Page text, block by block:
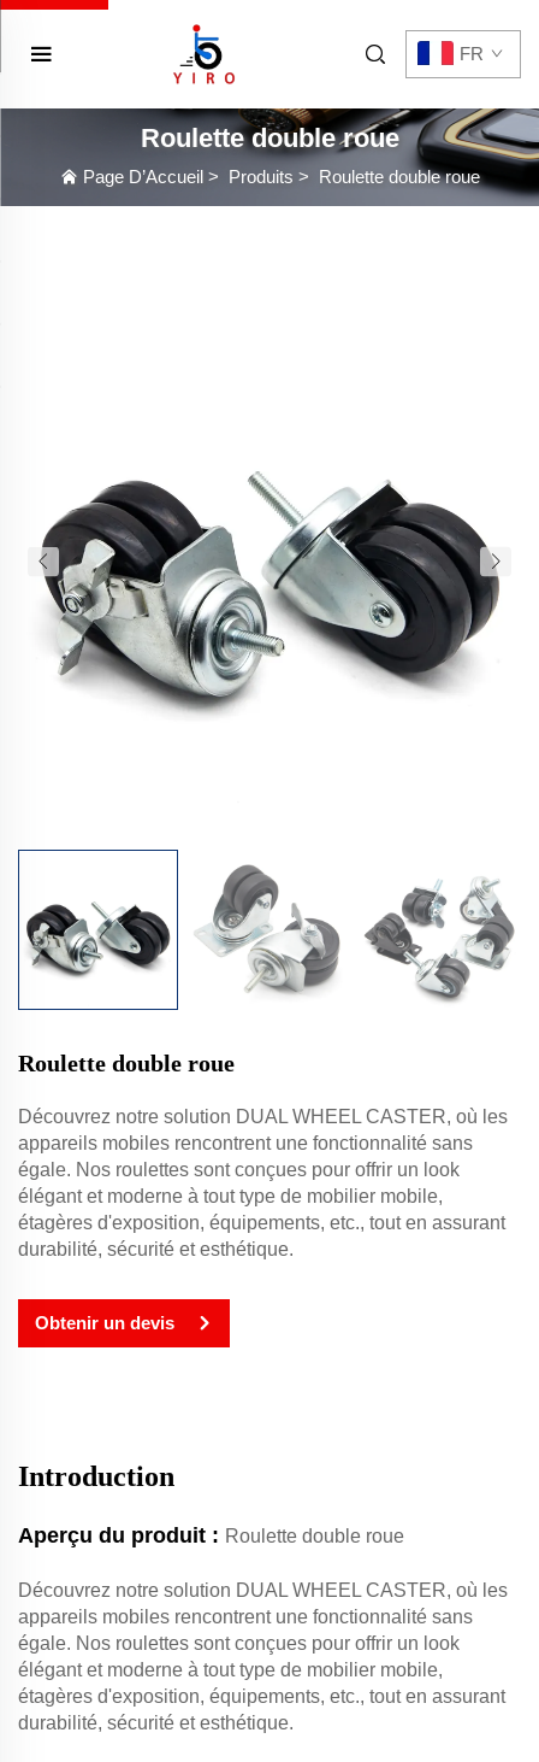
FR
Roulette double roue
Page D’Accueil> Produits > Roulette double roue
Roulette double roue
Découvrez notre solution DUAL WHEEL CASTER, où les
appareils mobiles rencontrent une fonctionnalité sans
égale. Nos roulettes sont conçues pour offrir un look
élégant et moderne à tout type de mobilier mobile,
étagères d'exposition, équipements, etc., tout en assurant
durabilité, sécurité et esthétique.
Obtenir un devis
Introduction
Aperçu du produit : Roulette double roue
Découvrez notre solution DUAL WHEEL CASTER, où les
appareils mobiles rencontrent une fonctionnalité sans
égale. Nos roulettes sont conçues pour offrir un look
élégant et moderne à tout type de mobilier mobile,
étagères d'exposition, équipements, etc., tout en assurant
durabilité, sécurité et esthétique.